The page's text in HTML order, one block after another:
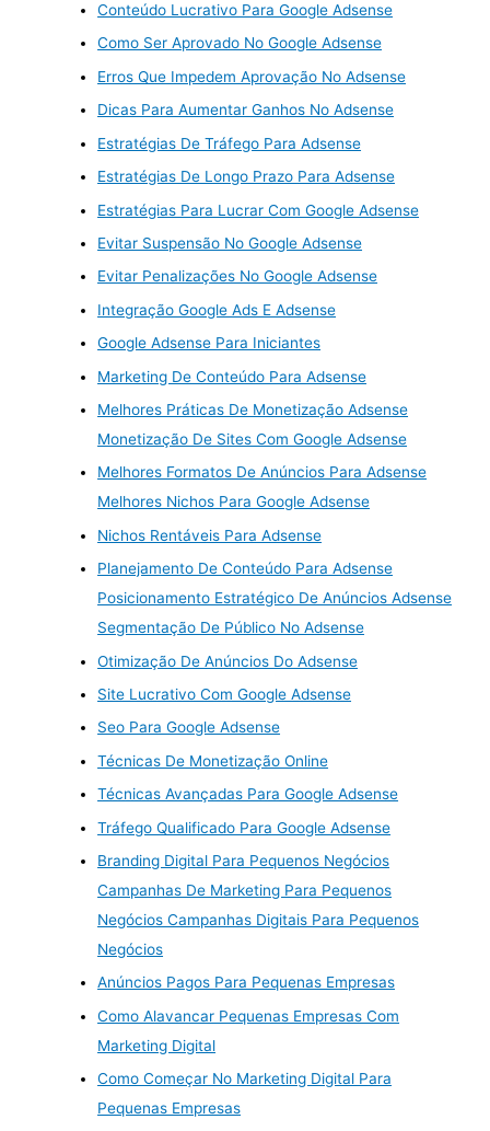
Conteúdo Lucrativo Para Google Adsense
Como Ser Aprovado No Google Adsense
Erros Que Impedem Aprovação No Adsense
Dicas Para Aumentar Ganhos No Adsense
Estratégias De Tráfego Para Adsense
Estratégias De Longo Prazo Para Adsense
Estratégias Para Lucrar Com Google Adsense
Evitar Suspensão No Google Adsense
Evitar Penalizações No Google Adsense
Integração Google Ads E Adsense
Google Adsense Para Iniciantes
Marketing De Conteúdo Para Adsense
Melhores Práticas De Monetização Adsense
Monetização De Sites Com Google Adsense
Melhores Formatos De Anúncios Para Adsense
Melhores Nichos Para Google Adsense
Nichos Rentáveis Para Adsense
Planejamento De Conteúdo Para Adsense
Posicionamento Estratégico De Anúncios Adsense
Segmentação De Público No Adsense
Otimização De Anúncios Do Adsense
Site Lucrativo Com Google Adsense
Seo Para Google Adsense
Técnicas De Monetização Online
Técnicas Avançadas Para Google Adsense
Tráfego Qualificado Para Google Adsense
Branding Digital Para Pequenos Negócios
Campanhas De Marketing Para Pequenos
Negócios Campanhas Digitais Para Pequenos
Negócios
Anúncios Pagos Para Pequenas Empresas
Como Alavancar Pequenas Empresas Com
Marketing Digital
Como Começar No Marketing Digital Para
Pequenas Empresas